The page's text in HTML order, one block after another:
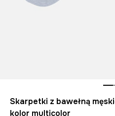
Skarpetki z bawełną
kolor multicolor